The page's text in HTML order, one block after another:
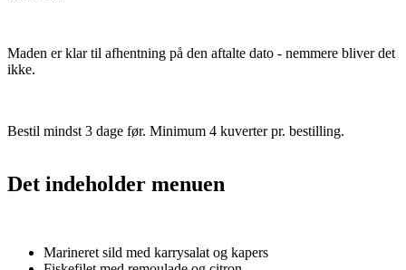
Maden er klar til afhentning på den aftalte dato - nemmere bliver det
ikke.
Bestil mindst 3 dage før. Minimum 4 kuverter pr. bestilling.
Det indeholder menuen
Marineret sild med karrysalat og kapers